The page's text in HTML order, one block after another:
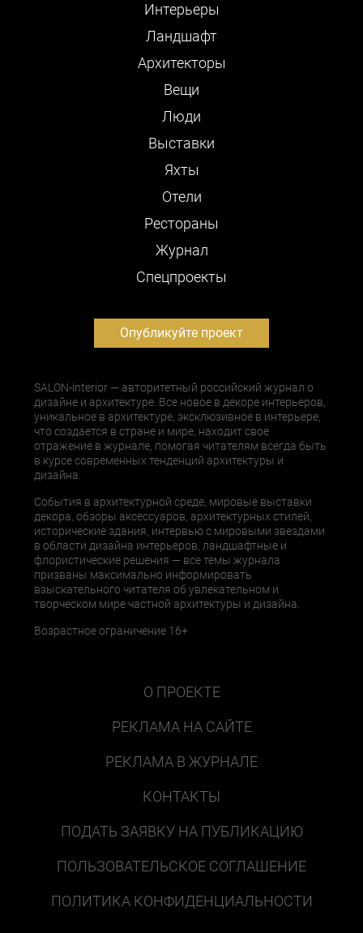
Интерьеры
Ландшафт
Архитекторы
Вещи
Люди
Выставки
Яхты
Отели
Рестораны
Журнал
Cпецпроекты
Опубликуйте проект
SALON-interior — авторитетный российский журнал о
дизайне и архитектуре. Все новое в декоре интерьеров,
уникальное в архитектуре, эксклюзивное в интерьере,
что создается в стране и мире, находит свое
отражение в журнале, помогая читателям всегда быть
в курсе современных тенденций архитектуры и
дизайна.
События в архитектурной среде, мировые выставки
декора, обзоры аксессуаров, архитектурных стилей,
исторические здания, интервью с мировыми звездами
в области дизайна интерьеров, ландшафтные и
флористические решения — все темы журнала
призваны максимально информировать
взыскательного читателя об увлекательном и
творческом мире частной архитектуры и дизайна.
Возрастное ограничение 16+
О ПРОЕКТЕ
РЕКЛАМА НА САЙТЕ
РЕКЛАМА В ЖУРНАЛЕ
КОНТАКТЫ
ПОДАТЬ ЗАЯВКУ НА ПУБЛИКАЦИЮ
ПОЛЬЗОВАТЕЛЬСКОЕ СОГЛАШЕНИЕ
ПОЛИТИКА КОНФИДЕНЦИАЛЬНОСТИ